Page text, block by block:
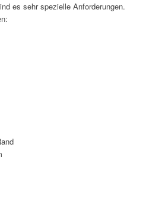
es sehr spezielle Anforderungen.